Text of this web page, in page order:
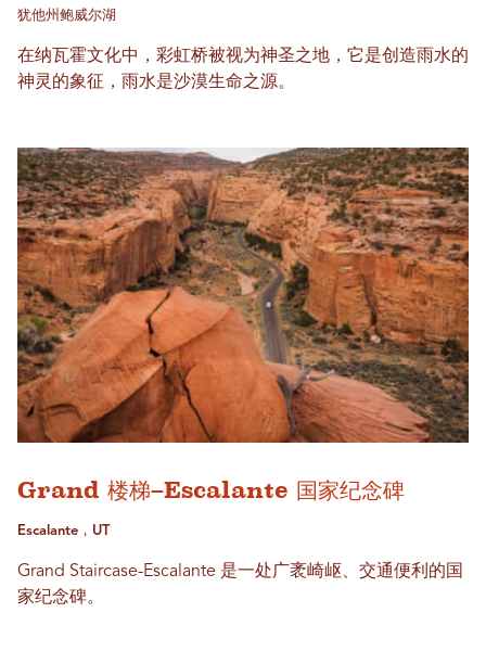
犹他州鲍威尔湖
在纳瓦霍文化中，彩虹桥被视为神圣之地，它是创造雨水的
神灵的象征，雨水是沙漠生命之源。
Grand 楼梯–Escalante 国家纪念碑
Escalante，UT
Grand Staircase-Escalante 是一处广袤崎岖、交通便利的国
家纪念碑。